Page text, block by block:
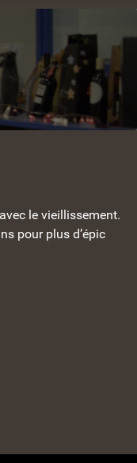
le vieillissement.
pour plus d’épic